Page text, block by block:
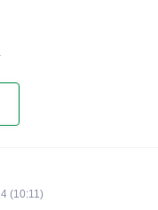
(10:11)